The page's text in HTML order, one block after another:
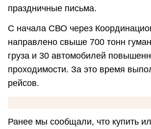
праздничные письма.
С начала СВО через
направлено свыше 700 тонн
груза и 30 автомобилей
проходимости. За это время
рейсов.
Ранее мы сообщали, что купить